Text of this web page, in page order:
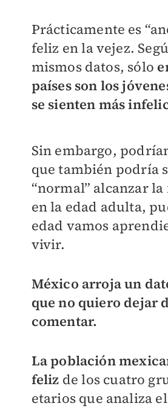
Prácticamente es
feliz en la vejez.
mismos datos, sólo
países son los
se sienten más
Sin embargo,
que también podría
“normal” alcanzar
en la edad adulta,
edad vamos
vivir.
México arroja un
que no quiero dejar
comentar.
La población
feliz de los cuatro
etarios que analiza